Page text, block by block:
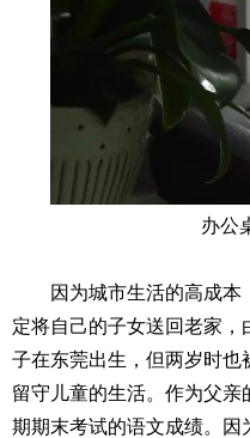
办公
因为城市生活的高成
定将自己的子女送回老家
子在东莞出生，但两岁时
留守儿童的生活。作为父
期期末考试的语文成绩。